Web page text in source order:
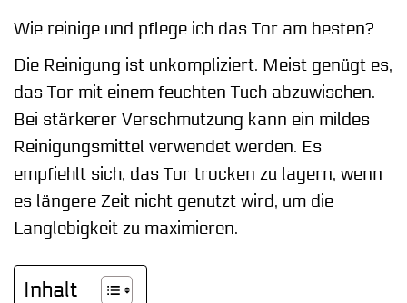
Wie reinige und pflege ich das Tor am besten?
Die Reinigung ist unkompliziert. Meist genügt es,
das Tor mit einem feuchten Tuch abzuwischen.
Bei stärkerer Verschmutzung kann ein mildes
Reinigungsmittel verwendet werden. Es
empfiehlt sich, das Tor trocken zu lagern, wenn
es längere Zeit nicht genutzt wird, um die
Langlebigkeit zu maximieren.
Inhalt